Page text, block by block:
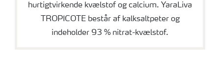
hurtigtvirkende kvælstof og calcium. YaraLiva
TROPICOTE består af kalksaltpeter og
indeholder 93 % nitrat-kvælstof.